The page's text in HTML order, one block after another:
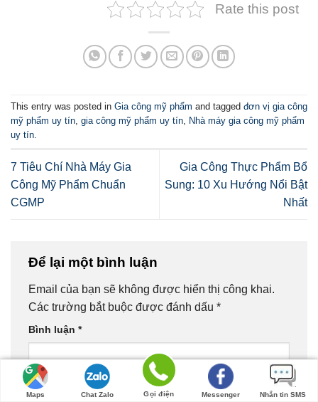
Rate this post
This entry was posted in Gia công mỹ phẩm and tagged đơn vị gia công
mỹ phẩm uy tín, gia công mỹ phẩm uy tín, Nhà máy gia công mỹ phẩm
uy tín.
7 Tiêu Chí Nhà Máy Gia
Công Mỹ Phẩm Chuẩn
CGMP
Gia Công Thực Phẩm Bổ
Sung: 10 Xu Hướng Nổi Bật
Nhất
Để lại một bình luận
Email của bạn sẽ không được hiển thị công khai.
Các trường bắt buộc được đánh dấu *
Bình luận *
Maps Chat Zalo Gọi điện Messenger Nhắn tin SMS